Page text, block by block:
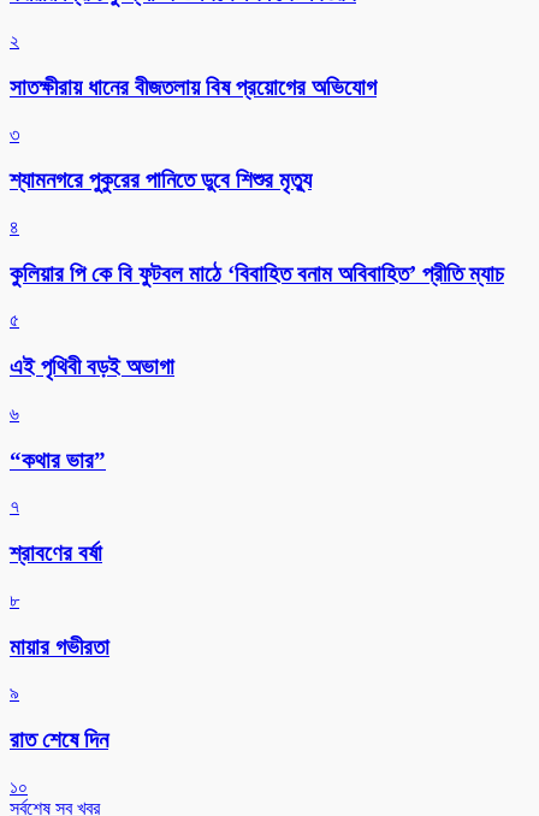
২
সাতক্ষীরায় ধানের বীজতলায় বিষ প্রয়োগের অভিযোগ
৩
শ্যামনগরে পুকুরের পানিতে ডুবে শিশুর মৃত্যু
৪
কুলিয়ার পি কে বি ফুটবল মাঠে ‘বিবাহিত বনাম অবিবাহিত’ প্রীতি ম্যাচ
৫
এই পৃথিবী বড়ই অভাগা
৬
“কথার ভার”
৭
শ্রাবণের বর্ষা
৮
মায়ার গভীরতা
৯
রাত শেষে দিন
১০
সর্বশেষ সব খবর